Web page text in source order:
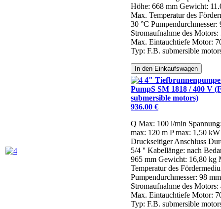
Höhe: 668 mm Gewicht:
Max. Temperatur des
30 °C Pumpendurchmesser:
Stromaufnahme des Motors:
Max. Eintauchtiefe Motor:
Typ: F.B. submersible
In den Einkaufswagen
4"
PumpS SM 1818 / 400 V
submersible motors)
936.00 €
Q Max: 100 l/min
max: 120 m P max: 1,50 kW
Druckseitiger Anschluss
5/4 '' Kabellänge: nach
965 mm Gewicht: 16,80 kg
Temperatur des
Pumpendurchmesser: 98 mm
Stromaufnahme des Motors:
Max. Eintauchtiefe Motor:
Typ: F.B. submersible